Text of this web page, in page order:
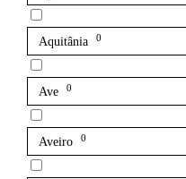
Aquitânia 0
Ave 0
Aveiro 0